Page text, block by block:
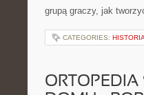
grupą graczy, jak
CATEGORIES:
ORTOPEDIA